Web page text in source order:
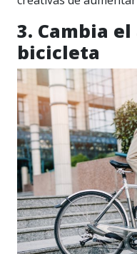
3. Cambia
bicicleta